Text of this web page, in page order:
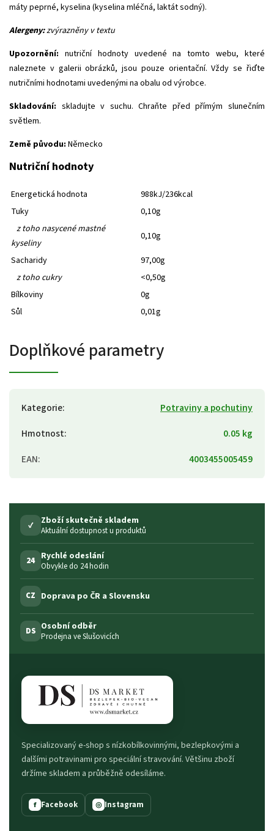
máty peprné, kyselina (kyselina mléčná, laktát sodný).
Alergeny:zvýrazněny v textu
Upozornění: nutriční hodnoty uvedené na tomto webu, které
naleznete v galerii obrázků, jsou pouze orientační. Vždy se řiďte
nutričními hodnotami uvedenými na obalu od výrobce.
Skladování: skladujte v suchu. Chraňte před přímým slunečním
světlem.
Země původu: Německo
Nutriční hodnoty
Energetická hodnota
988kJ/236kcal
Tuky
0,10g
z toho nasycené mastné
kyseliny
0,10g
Sacharidy
97,00g
z toho cukry
<0,50g
Bílkoviny
0g
Sůl
0,01g
Doplňkové parametry
Kategorie:
Potraviny a pochutiny
Hmotnost:
0.05 kg
EAN: 4003455005459
✓ Zboží skutečně skladem
Aktuální dostupnost u produktů
24 Rychlé odeslání
Obvykle do 24 hodin
CZ Doprava po ČR a Slovensku
DS Osobní odběr
Prodejna ve Slušovicích
Specializovaný e-shop s nízkobílkovinnými, bezlepkovými a
dalšími potravinami pro speciální stravování. Většinu zboží
držíme skladem a průběžně odesíláme.
f Facebook ◎ Instagram